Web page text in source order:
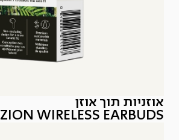
אוזניות תוך אוזן
ZION WIRELESS EARBUDS